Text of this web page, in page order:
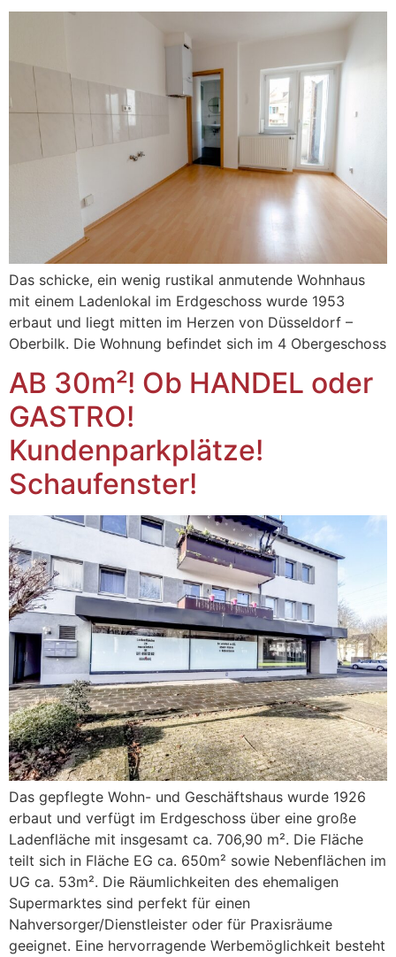
Das schicke, ein wenig rustikal anmutende Wohnhaus
mit einem Ladenlokal im Erdgeschoss wurde 1953
erbaut und liegt mitten im Herzen von Düsseldorf –
Oberbilk. Die Wohnung befindet sich im 4 Obergeschoss
AB 30m²! Ob HANDEL oder
GASTRO!
Kundenparkplätze!
Schaufenster!
Das gepflegte Wohn- und Geschäftshaus wurde 1926
erbaut und verfügt im Erdgeschoss über eine große
Ladenfläche mit insgesamt ca. 706,90 m². Die Fläche
teilt sich in Fläche EG ca. 650m² sowie Nebenflächen im
UG ca. 53m². Die Räumlichkeiten des ehemaligen
Supermarktes sind perfekt für einen
Nahversorger/Dienstleister oder für Praxisräume
geeignet. Eine hervorragende Werbemöglichkeit besteht